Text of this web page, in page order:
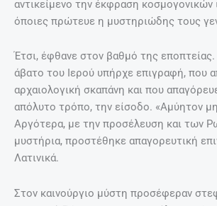
αντικείμενο την έκφραση κοσμογονικών
όποιες πρώτευε η μυστηριώδης τους
Έτσι, έφθανε στον βαθμό της
άβατο του Ιερού υπήρχε επιγραφή, που
αρχαιολογική σκαπάνη και που
απόλυτο τρόπο, την είσοδο. «Αμύητον μη
Αργότερα, με την προσέλευση και των
μυστήρια, προστέθηκε απαγορευτική
Λατινικά.
Στον καινούργιο μύστη προσέφεραν